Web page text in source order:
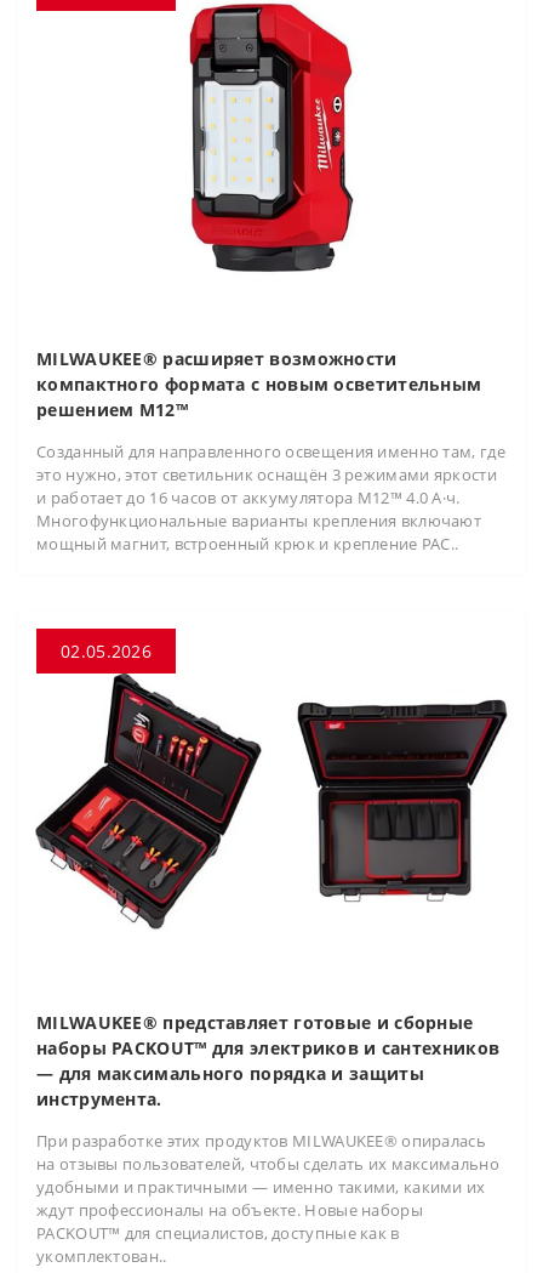
MILWAUKEE® расширяет возможности
компактного формата с новым осветительным
решением M12™
Созданный для направленного освещения именно там, где
это нужно, этот светильник оснащён 3 режимами яркости
и работает до 16 часов от аккумулятора M12™ 4.0 А·ч.
Многофункциональные варианты крепления включают
мощный магнит, встроенный крюк и крепление PAC..
02.05.2026
MILWAUKEE® представляет готовые и сборные
наборы PACKOUT™ для электриков и сантехников
— для максимального порядка и защиты
инструмента.
При разработке этих продуктов MILWAUKEE® опиралась
на отзывы пользователей, чтобы сделать их максимально
удобными и практичными — именно такими, какими их
ждут профессионалы на объекте. Новые наборы
PACKOUT™ для специалистов, доступные как в
укомплектован..